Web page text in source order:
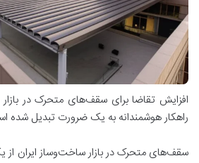
افزایش تقاضا برای سقف‌های متحرک در
راهکار هوشمندانه به یک ضرورت تبدیل شده
سقف‌های متحرک در بازار ساخت‌وساز ایران